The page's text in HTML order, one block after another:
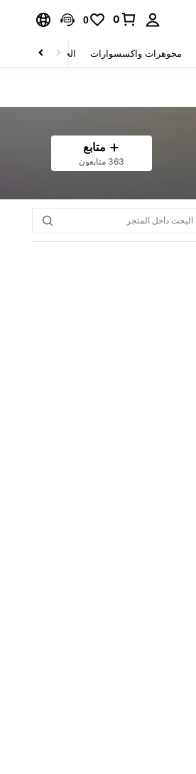
0
0
مجوهرات واكسسوارات الحقائب والأمتعة
متابع
363 متابعون